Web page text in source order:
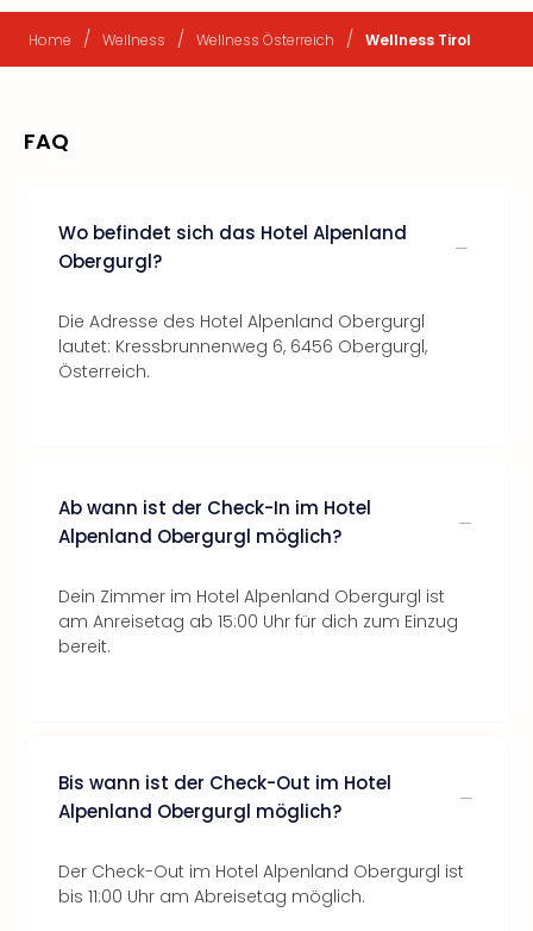
Home / Wellness / Wellness Österreich / Wellness Tirol
FAQ
Wo befindet sich das Hotel Alpenland
Obergurgl?
Die Adresse des Hotel Alpenland Obergurgl
lautet: Kressbrunnenweg 6, 6456 Obergurgl,
Österreich.
Ab wann ist der Check-In im Hotel
Alpenland Obergurgl möglich?
Dein Zimmer im Hotel Alpenland Obergurgl ist
am Anreisetag ab 15:00 Uhr für dich zum Einzug
bereit.
Bis wann ist der Check-Out im Hotel
Alpenland Obergurgl möglich?
Der Check-Out im Hotel Alpenland Obergurgl ist
bis 11:00 Uhr am Abreisetag möglich.